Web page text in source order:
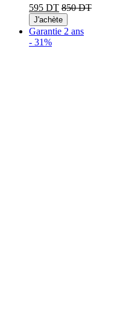
595 DT 850 DT
J'achète
Garantie 2 ans
- 31%